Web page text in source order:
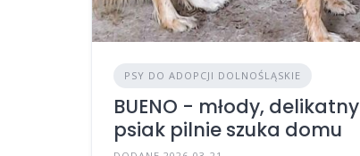
PSY DO ADOPCJI DOLNOŚLĄSKIE
BUENO - młody, delikatny
psiak pilnie szuka domu